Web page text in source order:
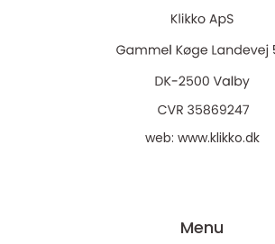
web: www.klikko.dk
Menu